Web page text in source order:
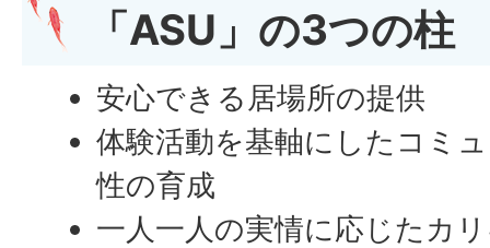
「ASU」の3つの柱
安心できる居場所の提供
体験活動を基軸にしたコミ
性の育成
一人一人の実情に応じたカ